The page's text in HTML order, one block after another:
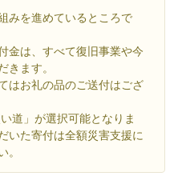
みを進めているところで
金は、すべて復旧事業や今
きます。
はお礼の品のご送付はござ
道」が選択可能となりま
いた寄付は全額災害支援に
。